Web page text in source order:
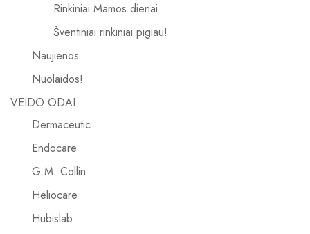
Rinkiniai Mamos dienai
Šventiniai rinkiniai pigiau!
Naujienos
Nuolaidos!
VEIDO ODAI
Dermaceutic
Endocare
G.M. Collin
Heliocare
Hubislab